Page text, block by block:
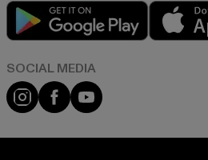
Play
Instagram
FacebookYouTube